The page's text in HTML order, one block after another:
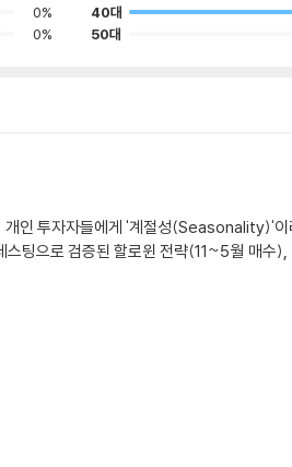
0%
0%
40대
50대
개인 투자자들에게 '계절성(Seasonality)'
팅으로 검증된 할로윈 전략(11~5월 매수